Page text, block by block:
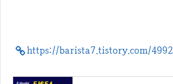
https://barista7.tistory.com/4992